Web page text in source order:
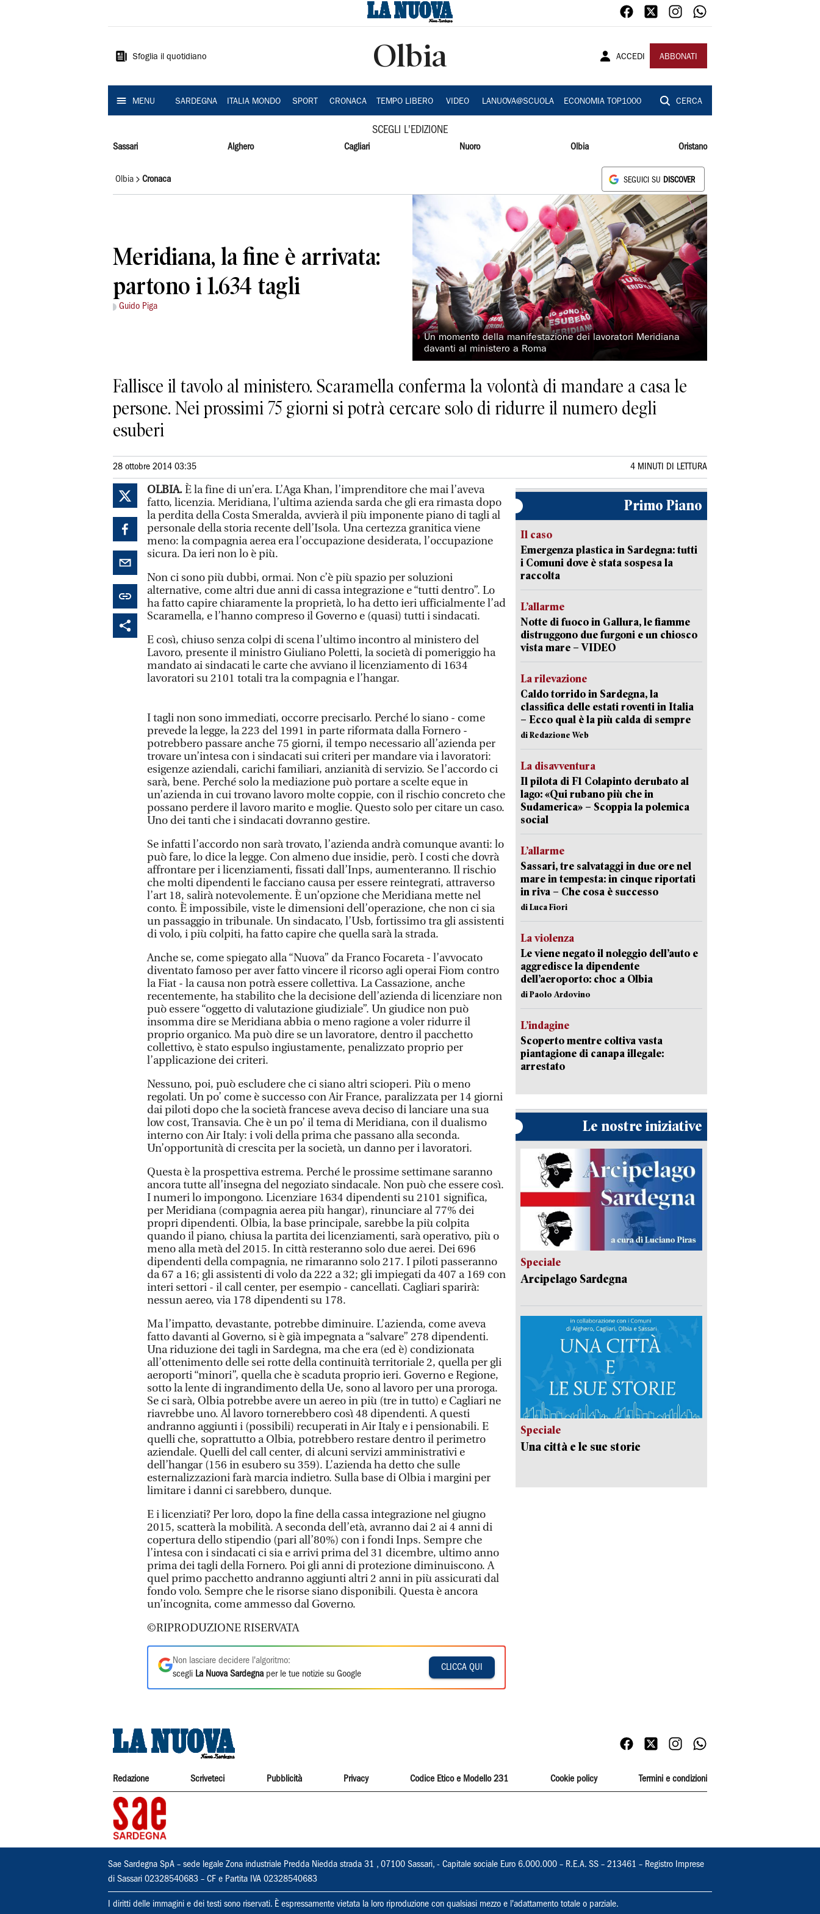
Sardegna
Sfoglia il quotidiano Olbia ACCEDI ABBONATI
MENU SARDEGNA ITALIA MONDO SPORT CRONACA TEMPO LIBERO VIDEO LANUOVA@SCUOLA ECONOMIA TOP1000 CERCA
SCEGLI L'EDIZIONE
Sassari Alghero Cagliari Nuoro Olbia Oristano
Olbia Cronaca SEGUICI SU DISCOVER
Meridiana, la fine è arrivata:
partono i 1.634 tagli
Guido Piga
◗Un momento della manifestazione dei lavoratori Meridiana
davanti al ministero a Roma
Fallisce il tavolo al ministero. Scaramella conferma la volontà di mandare a casa le
persone. Nei prossimi 75 giorni si potrà cercare solo di ridurre il numero degli
esuberi
28 ottobre 2014 03:35 4 MINUTI DI LETTURA
OLBIA.È la fine di un’era. L’Aga Khan, l’imprenditore che mai l’aveva
fatto, licenzia. Meridiana, l’ultima azienda sarda che gli era rimasta dopo
la perdita della Costa Smeralda, avvierà il più imponente piano di tagli al
personale della storia recente dell’Isola. Una certezza granitica viene
meno: la compagnia aerea era l’occupazione desiderata, l’occupazione
sicura. Da ieri non lo è più.
Non ci sono più dubbi, ormai. Non c’è più spazio per soluzioni
alternative, come altri due anni di cassa integrazione e “tutti dentro”. Lo
ha fatto capire chiaramente la proprietà, lo ha detto ieri ufficialmente l’ad
Scaramella, e l’hanno compreso il Governo e (quasi) tutti i sindacati.
E così, chiuso senza colpi di scena l’ultimo incontro al ministero del
Lavoro, presente il ministro Giuliano Poletti, la società di pomeriggio ha
mandato ai sindacati le carte che avviano il licenziamento di 1634
lavoratori su 2101 totali tra la compagnia e l’hangar.
I tagli non sono immediati, occorre precisarlo. Perché lo siano - come
prevede la legge, la 223 del 1991 in parte riformata dalla Fornero -
potrebbero passare anche 75 giorni, il tempo necessario all’azienda per
trovare un’intesa con i sindacati sui criteri per mandare via i lavoratori:
esigenze aziendali, carichi familiari, anzianità di servizio. Se l’accordo ci
sarà, bene. Perché solo la mediazione può portare a scelte eque in
un’azienda in cui trovano lavoro molte coppie, con il rischio concreto che
possano perdere il lavoro marito e moglie. Questo solo per citare un caso.
Uno dei tanti che i sindacati dovranno gestire.
Se infatti l’accordo non sarà trovato, l’azienda andrà comunque avanti: lo
può fare, lo dice la legge. Con almeno due insidie, però. I costi che dovrà
affrontare per i licenziamenti, fissati dall’Inps, aumenteranno. Il rischio
che molti dipendenti le facciano causa per essere reintegrati, attraverso
l’art 18, salirà notevolemente. È un’opzione che Meridiana mette nel
conto. È impossibile, viste le dimensioni dell’operazione, che non ci sia
un passaggio in tribunale. Un sindacato, l’Usb, fortissimo tra gli assistenti
di volo, i più colpiti, ha fatto capire che quella sarà la strada.
Anche se, come spiegato alla “Nuova” da Franco Focareta - l’avvocato
diventato famoso per aver fatto vincere il ricorso agli operai Fiom contro
la Fiat - la causa non potrà essere collettiva. La Cassazione, anche
recentemente, ha stabilito che la decisione dell’azienda di licenziare non
può essere “oggetto di valutazione giudiziale”. Un giudice non può
insomma dire se Meridiana abbia o meno ragione a voler ridurre il
proprio organico. Ma può dire se un lavoratore, dentro il pacchetto
collettivo, è stato espulso ingiustamente, penalizzato proprio per
l’applicazione dei criteri.
Nessuno, poi, può escludere che ci siano altri scioperi. Più o meno
regolati. Un po’ come è successo con Air France, paralizzata per 14 giorni
dai piloti dopo che la società francese aveva deciso di lanciare una sua
low cost, Transavia. Che è un po’ il tema di Meridiana, con il dualismo
interno con Air Italy: i voli della prima che passano alla seconda.
Un’opportunità di crescita per la società, un danno per i lavoratori.
Questa è la prospettiva estrema. Perché le prossime settimane saranno
ancora tutte all’insegna del negoziato sindacale. Non può che essere così.
I numeri lo impongono. Licenziare 1634 dipendenti su 2101 significa,
per Meridiana (compagnia aerea più hangar), rinunciare al 77% dei
propri dipendenti. Olbia, la base principale, sarebbe la più colpita
quando il piano, chiusa la partita dei licenziamenti, sarà operativo, più o
meno alla metà del 2015. In città resteranno solo due aerei. Dei 696
dipendenti della compagnia, ne rimaranno solo 217. I piloti passeranno
da 67 a 16; gli assistenti di volo da 222 a 32; gli impiegati da 407 a 169 con
interi settori - il call center, per esempio - cancellati. Cagliari sparirà:
nessun aereo, via 178 dipendenti su 178.
Ma l’impatto, devastante, potrebbe diminuire. L’azienda, come aveva
fatto davanti al Governo, si è già impegnata a “salvare” 278 dipendenti.
Una riduzione dei tagli in Sardegna, ma che era (ed è) condizionata
all’ottenimento delle sei rotte della continuità territoriale 2, quella per gli
aeroporti “minori”, quella che è scaduta proprio ieri. Governo e Regione,
sotto la lente di ingrandimento della Ue, sono al lavoro per una proroga.
Se ci sarà, Olbia potrebbe avere un aereo in più (tre in tutto) e Cagliari ne
riavrebbe uno. Al lavoro tornerebbero così 48 dipendenti. A questi
andranno aggiunti i (possibili) recuperati in Air Italy e i pensionabili. E
quelli che, soprattutto a Olbia, potrebbero restare dentro il perimetro
aziendale. Quelli del call center, di alcuni servizi amministrativi e
dell’hangar (156 in esubero su 359). L’azienda ha detto che sulle
esternalizzazioni farà marcia indietro. Sulla base di Olbia i margini per
limitare i danni ci sarebbero, dunque.
E i licenziati? Per loro, dopo la fine della cassa integrazione nel giugno
2015, scatterà la mobilità. A seconda dell’età, avranno dai 2 ai 4 anni di
copertura dello stipendio (pari all’80%) con i fondi Inps. Sempre che
l’intesa con i sindacati ci sia e arrivi prima del 31 dicembre, ultimo anno
prima dei tagli della Fornero. Poi gli anni di protezione diminuiscono. A
quel primo pacchetto andranno aggiunti altri 2 anni in più assicurati dal
fondo volo. Sempre che le risorse siano disponibili. Questa è ancora
un’incognita, come ammesso dal Governo.
©RIPRODUZIONE RISERVATA
Non lasciare decidere l'algoritmo:
scegli La Nuova Sardegna per le tue notizie su Google
CLICCA QUI
Primo Piano
Il caso
Emergenza plastica in Sardegna: tutti
i Comuni dove è stata sospesa la
raccolta
L’allarme
Notte di fuoco in Gallura, le fiamme
distruggono due furgoni e un chiosco
vista mare – VIDEO
La rilevazione
Caldo torrido in Sardegna, la
classifica delle estati roventi in Italia
– Ecco qual è la più calda di sempre
di Redazione Web
La disavventura
Il pilota di F1 Colapinto derubato al
lago: «Qui rubano più che in
Sudamerica» – Scoppia la polemica
social
L’allarme
Sassari, tre salvataggi in due ore nel
mare in tempesta: in cinque riportati
in riva – Che cosa è successo
di Luca Fiori
La violenza
Le viene negato il noleggio dell’auto e
aggredisce la dipendente
dell’aeroporto: choc a Olbia
di Paolo Ardovino
L’indagine
Scoperto mentre coltiva vasta
piantagione di canapa illegale:
arrestato
Le nostre iniziative
Speciale
Arcipelago Sardegna
Speciale
Una città e le sue storie
Redazione Scriveteci Pubblicità Privacy Codice Etico e Modello 231 Cookie policy Termini e condizioni
Sae Sardegna SpA – sede legale Zona industriale Predda Niedda strada 31 , 07100 Sassari, - Capitale sociale Euro 6.000.000 – R.E.A. SS – 213461 – Registro Imprese
di Sassari 02328540683 – CF e Partita IVA 02328540683
I diritti delle immagini e dei testi sono riservati. È espressamente vietata la loro riproduzione con qualsiasi mezzo e l'adattamento totale o parziale.